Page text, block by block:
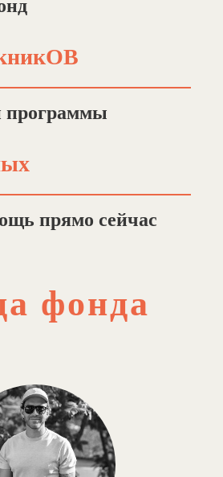
прямо сейчас
фонда